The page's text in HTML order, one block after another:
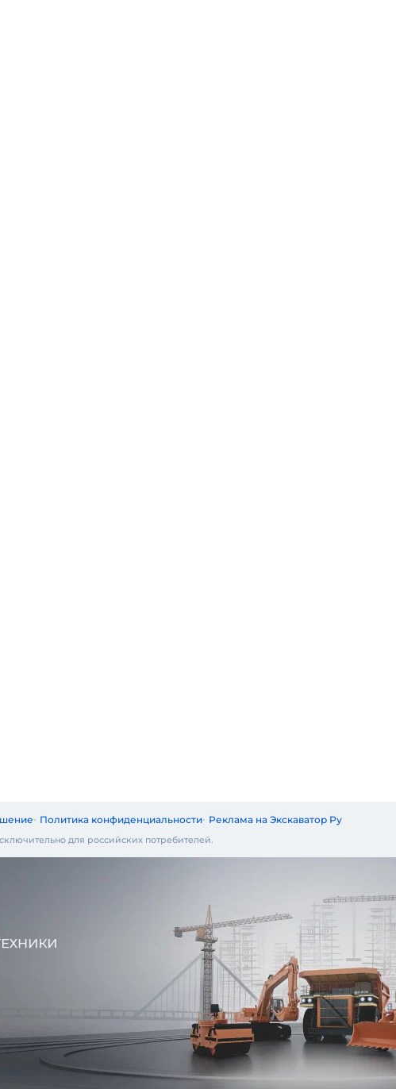
Политика конфиденциальности Реклама на Экскаватор Ру
для российских потребителей.